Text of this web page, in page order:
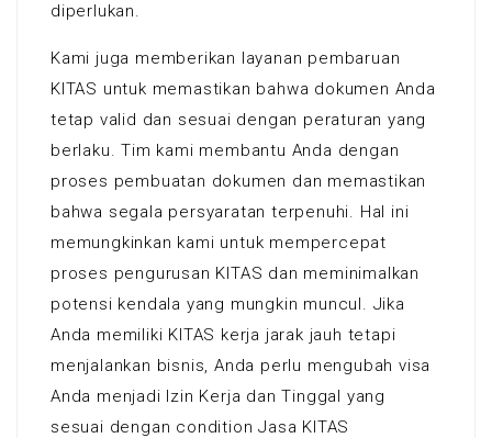
diperlukan.
Kami juga memberikan layanan pembaruan
KITAS untuk memastikan bahwa dokumen Anda
tetap valid dan sesuai dengan peraturan yang
berlaku. Tim kami membantu Anda dengan
proses pembuatan dokumen dan memastikan
bahwa segala persyaratan terpenuhi. Hal ini
memungkinkan kami untuk mempercepat
proses pengurusan KITAS dan meminimalkan
potensi kendala yang mungkin muncul. Jika
Anda memiliki KITAS kerja jarak jauh tetapi
menjalankan bisnis, Anda perlu mengubah visa
Anda menjadi Izin Kerja dan Tinggal yang
sesuai dengan condition Jasa KITAS